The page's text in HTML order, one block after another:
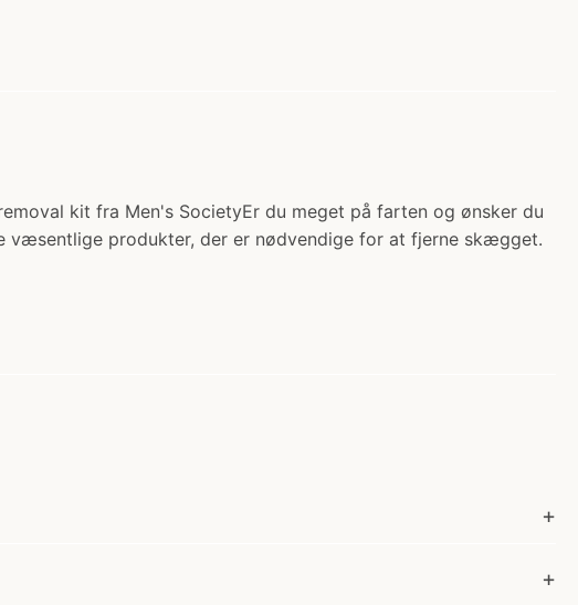
kit fra Men's SocietyEr du meget på farten og ønsker du
produkter, der er nødvendige for at fjerne skægget.